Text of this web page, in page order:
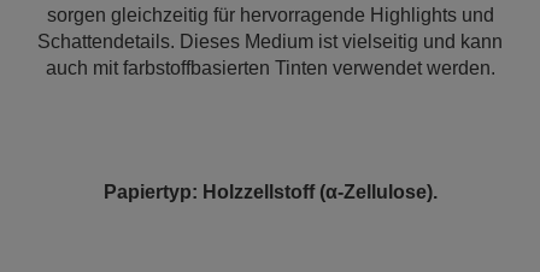
sorgen gleichzeitig für hervorragende Highlights und
Schattendetails. Dieses Medium ist vielseitig und kann
auch mit farbstoffbasierten Tinten verwendet werden.
Papiertyp: Holzzellstoff (α-Zellulose).